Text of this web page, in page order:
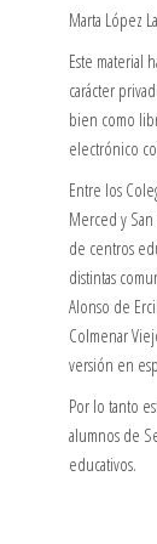
Marta López
Este material
carácter
bien como
electrónico
Entre los
Merced y
de centros
distintas
Alonso de
Colmenar
versión en
Por lo tanto
alumnos de
educativos.